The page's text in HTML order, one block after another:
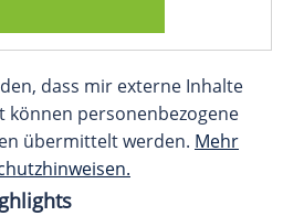
dass mir externe Inhalte
können personenbezogene
übermittelt werden. Mehr